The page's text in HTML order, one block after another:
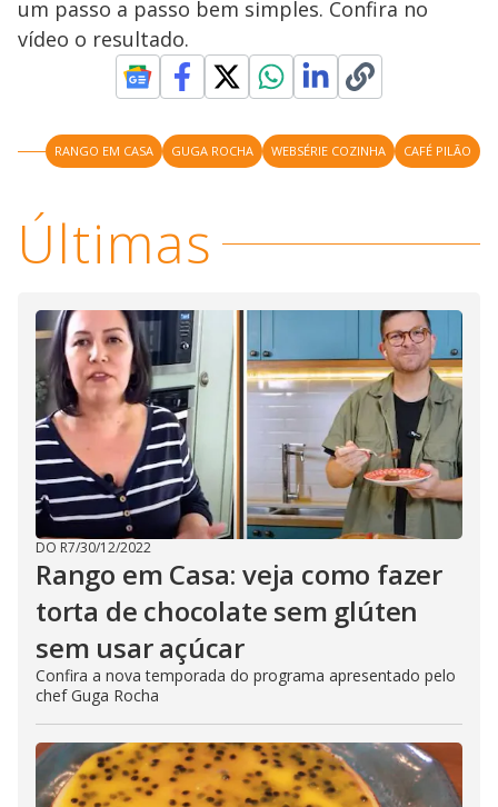
um passo a passo bem simples. Confira no
vídeo o resultado.
RANGO EM CASA GUGA ROCHA WEBSÉRIE COZINHA CAFÉ PILÃO
Últimas
DO R7/30/12/2022
Rango em Casa: veja como fazer
torta de chocolate sem glúten
sem usar açúcar
Confira a nova temporada do programa apresentado pelo
chef Guga Rocha